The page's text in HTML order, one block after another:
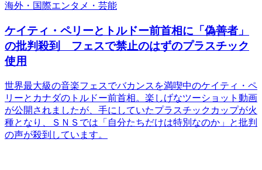
海外・国際エンタメ・芸能
ケイティ・ペリーとトルドー前首相に「偽善者」
の批判殺到 フェスで禁止のはずのプラスチック
使用
世界最大級の音楽フェスでバカンスを満喫中のケイティ・ペ
リーとカナダのトルドー前首相。楽しげなツーショット動画
が公開されましたが、手にしていたプラスチックカップが火
種となり、ＳＮＳでは「自分たちだけは特別なのか」と批判
の声が殺到しています。